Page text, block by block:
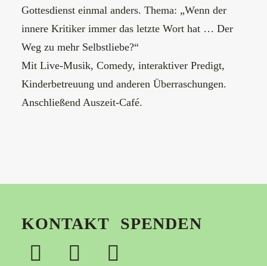
Gottesdienst einmal anders. Thema: „Wenn der
innere Kritiker immer das letzte Wort hat … Der
Weg zu mehr Selbstliebe?“
Mit Live-Musik, Comedy, interaktiver Predigt,
Kinderbetreuung und anderen Überraschungen.
Anschließend Auszeit-Café.
KONTAKT SPENDEN